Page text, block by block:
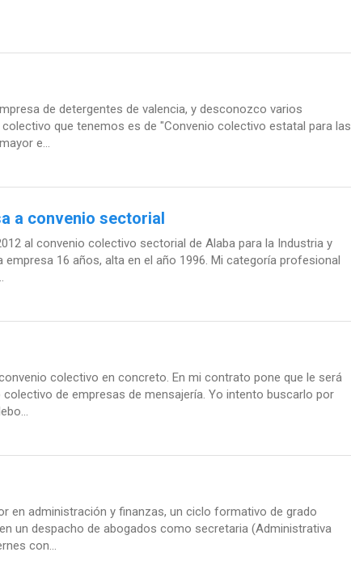
de detergentes de valencia, y desconozco varios
que tenemos es de "Convenio colectivo estatal para las
e...
a convenio sectorial
al convenio colectivo sectorial de Alaba para la Industria y
16 años, alta en el año 1996. Mi categoría profesional
colectivo en concreto. En mi contrato pone que le será
de empresas de mensajería. Yo intento buscarlo por
en administración y finanzas, un ciclo formativo de grado
un despacho de abogados como secretaria (Administrativa
con...